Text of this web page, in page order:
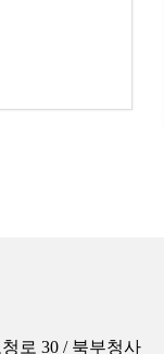
로 30 / 북부청사